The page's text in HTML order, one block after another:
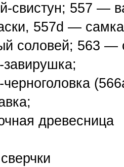
свистун; 557 —
557d —
соловей; 563 —
древесница